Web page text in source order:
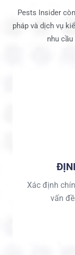
Pests Insider
pháp và dịch vụ
nhu
Xác định
vấn